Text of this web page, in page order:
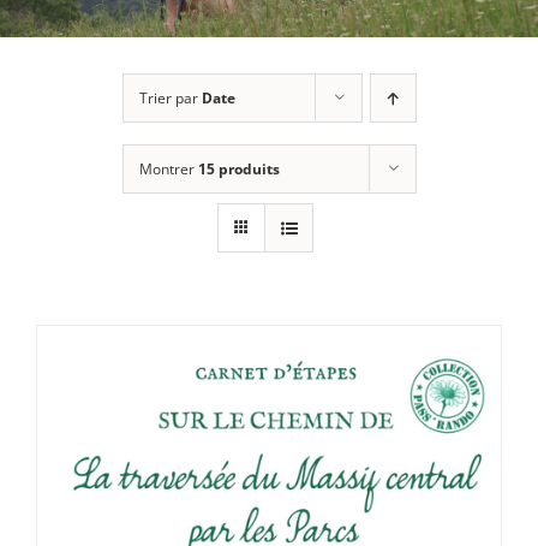
Trier par Date
Montrer 15 produits